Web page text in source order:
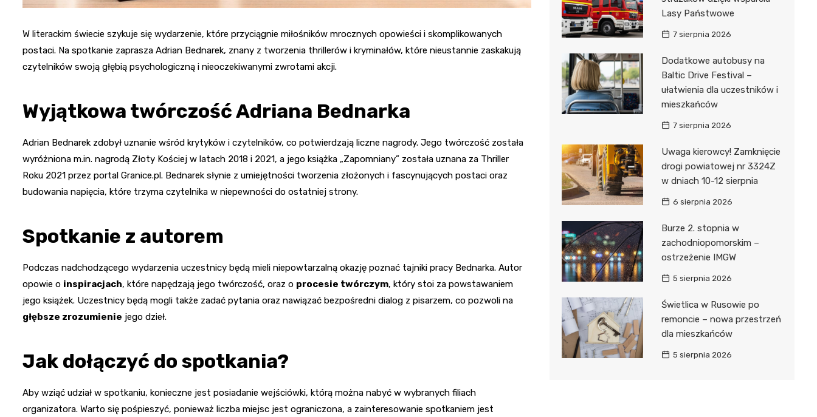
W literackim świecie szykuje się wydarzenie, które przyciągnie miłośników mrocznych opowieści i skomplikowanych
postaci. Na spotkanie zaprasza Adrian Bednarek, znany z tworzenia thrillerów i kryminałów, które nieustannie zaskakują
czytelników swoją głębią psychologiczną i nieoczekiwanymi zwrotami akcji.
Wyjątkowa twórczość Adriana Bednarka
Adrian Bednarek zdobył uznanie wśród krytyków i czytelników, co potwierdzają liczne nagrody. Jego twórczość została
wyróżniona m.in. nagrodą Złoty Kościej w latach 2018 i 2021, a jego książka „Zapomniany” została uznana za Thriller
Roku 2021 przez portal Granice.pl. Bednarek słynie z umiejętności tworzenia złożonych i fascynujących postaci oraz
budowania napięcia, które trzyma czytelnika w niepewności do ostatniej strony.
Spotkanie z autorem
Podczas nadchodzącego wydarzenia uczestnicy będą mieli niepowtarzalną okazję poznać tajniki pracy Bednarka. Autor
opowie o inspiracjach, które napędzają jego twórczość, oraz o procesie twórczym, który stoi za powstawaniem
jego książek. Uczestnicy będą mogli także zadać pytania oraz nawiązać bezpośredni dialog z pisarzem, co pozwoli na
głębsze zrozumienie jego dzieł.
Jak dołączyć do spotkania?
Aby wziąć udział w spotkaniu, konieczne jest posiadanie wejściówki, którą można nabyć w wybranych filiach
organizatora. Warto się pośpieszyć, ponieważ liczba miejsc jest ograniczona, a zainteresowanie spotkaniem jest
Lasy Państwowe
7 sierpnia 2026
Dodatkowe autobusy na
Baltic Drive Festival –
ułatwienia dla uczestników i
mieszkańców
7 sierpnia 2026
Uwaga kierowcy! Zamknięcie
drogi powiatowej nr 3324Z
w dniach 10-12 sierpnia
6 sierpnia 2026
Burze 2. stopnia w
zachodniopomorskim –
ostrzeżenie IMGW
5 sierpnia 2026
Świetlica w Rusowie po
remoncie – nowa przestrzeń
dla mieszkańców
5 sierpnia 2026